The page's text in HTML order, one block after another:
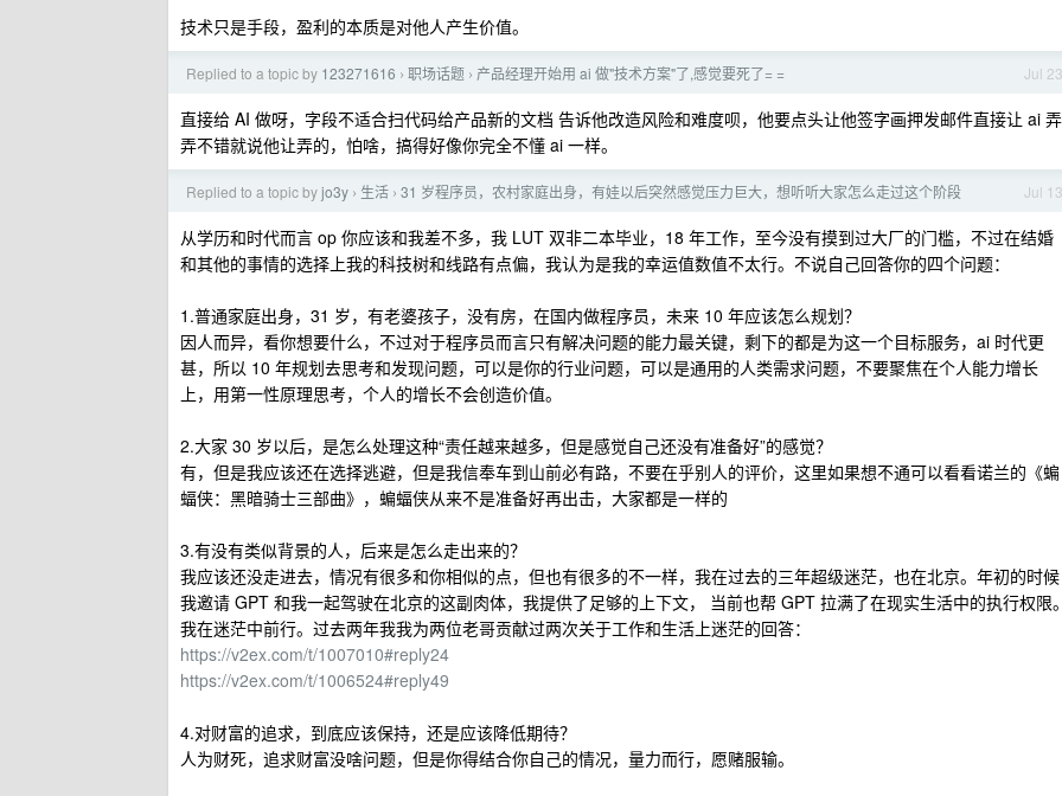
技术只是手段，盈利的本质是对他人产生价值。
Jul 23
Replied to a topic by 123271616 › 职场话题 › 产品经理开始用 ai 做"技术方案"了,感觉要死了= =
直接给 AI 做呀，字段不适合扫代码给产品新的文档 告诉他改造风险和难度呗，他要点头让他签字画押发邮件直接让 ai 弄
弄不错就说他让弄的，怕啥，搞得好像你完全不懂 ai 一样。
Jul 13
Replied to a topic byjo3y › 生活 › 31 岁程序员，农村家庭出身，有娃以后突然感觉压力巨大，想听听大家怎么走过这个阶段
从学历和时代而言 op 你应该和我差不多，我 LUT 双非二本毕业，18 年工作，至今没有摸到过大厂的门槛，不过在结婚
和其他的事情的选择上我的科技树和线路有点偏，我认为是我的幸运值数值不太行。不说自己回答你的四个问题：
1.普通家庭出身，31 岁，有老婆孩子，没有房，在国内做程序员，未来 10 年应该怎么规划？
因人而异，看你想要什么，不过对于程序员而言只有解决问题的能力最关键，剩下的都是为这一个目标服务，ai 时代更
甚，所以 10 年规划去思考和发现问题，可以是你的行业问题，可以是通用的人类需求问题，不要聚焦在个人能力增长
上，用第一性原理思考，个人的增长不会创造价值。
2.大家 30 岁以后，是怎么处理这种“责任越来越多，但是感觉自己还没有准备好”的感觉？
有，但是我应该还在选择逃避，但是我信奉车到山前必有路，不要在乎别人的评价，这里如果想不通可以看看诺兰的《蝙
蝠侠：黑暗骑士三部曲》，蝙蝠侠从来不是准备好再出击，大家都是一样的
3.有没有类似背景的人，后来是怎么走出来的？
我应该还没走进去，情况有很多和你相似的点，但也有很多的不一样，我在过去的三年超级迷茫，也在北京。年初的时候
我邀请 GPT 和我一起驾驶在北京的这副肉体，我提供了足够的上下文， 当前也帮 GPT 拉满了在现实生活中的执行权限
我在迷茫中前行。过去两年我我为两位老哥贡献过两次关于工作和生活上迷茫的回答：
https://v2ex.com/t/1007010#reply24
https://v2ex.com/t/1006524#reply49
4.对财富的追求，到底应该保持，还是应该降低期待？
人为财死，追求财富没啥问题，但是你得结合你自己的情况，量力而行，愿赌服输。